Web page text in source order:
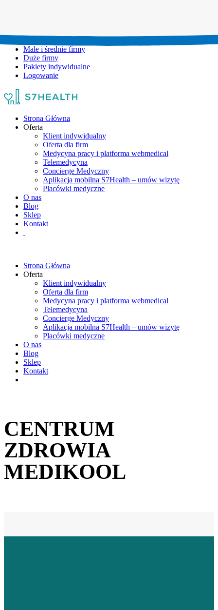
Małe i średnie firmy
Duże firmy
Pakiety indywidualne
Logowanie
Strona Główna
Oferta
Klient indywidualny
Oferta dla firm
Medycyna pracy i platforma webmedical
Telemedycyna
Concierge Medyczny
Aplikacja mobilna S7Health – umów wizytę
Placówki medyczne
O nas
Blog
Sklep
Kontakt
Strona Główna
Oferta
Klient indywidualny
Oferta dla firm
Medycyna pracy i platforma webmedical
Telemedycyna
Concierge Medyczny
Aplikacja mobilna S7Health – umów wizytę
Placówki medyczne
O nas
Blog
Sklep
Kontakt
CENTRUM
ZDROWIA
MEDIKOOL